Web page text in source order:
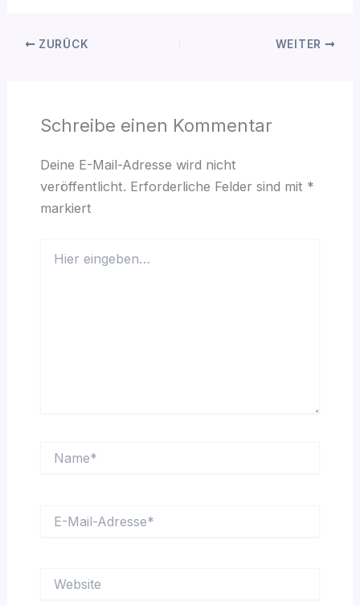
ZURÜCK WEITER
Schreibe einen Kommentar
Deine E-Mail-Adresse wird nicht
veröffentlicht. Erforderliche Felder sind mit *
markiert
eingeben…
Mail-